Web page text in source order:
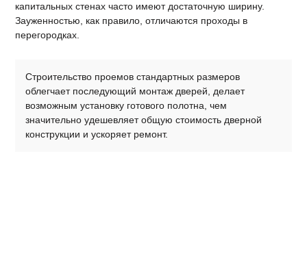
капитальных стенах часто имеют достаточную ширину.
Зауженностью, как правило, отличаются проходы в
перегородках.
Строительство проемов стандартных размеров
облегчает последующий монтаж дверей, делает
возможным установку готового полотна, чем
значительно удешевляет общую стоимость дверной
конструкции и ускоряет ремонт.